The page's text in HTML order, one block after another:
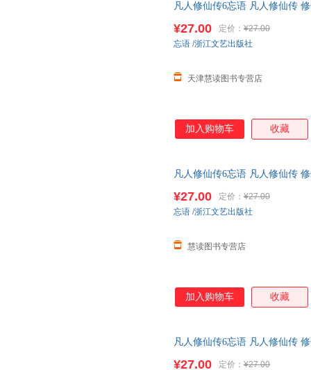
凡人修仙传6忘语 凡人修仙传
¥27.00 定价： ¥27.00
天津慧读图书专营店
忘语 /浙江文艺出版社
加入购物车 收藏
凡人修仙传6忘语 凡人修仙传
货
¥27.00 定价： ¥27.00
慧读图书专营店
忘语 /浙江文艺出版社
加入购物车 收藏
凡人修仙传6忘语 凡人修仙传
¥27.00 定价： ¥27.00